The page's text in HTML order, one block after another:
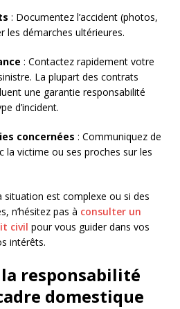
: Documentez l’accident (photos,
les démarches ultérieures.
: Contactez rapidement votre
La plupart des contrats
une garantie responsabilité
d’incident.
concernées : Communiquez de
la victime ou ses proches sur les
situation est complexe ou si des
n’hésitez pas à consulter un
civil pour vous guider dans vos
intérêts.
responsabilité
domestique